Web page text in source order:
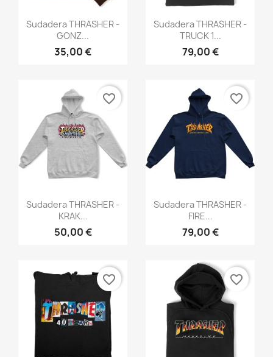
Vista rápida
Sudadera THRASHER -
GONZ...
35,00 €
Vista rápida
Sudadera THRASHER -
TRUCK 1...
79,00 €
Vista rápida
Sudadera THRASHER -
KRAK...
50,00 €
favorite_border
Vista rápida
Sudadera THRASHER -
FIRE...
79,00 €
favorite_border
favorite_border favorite_border